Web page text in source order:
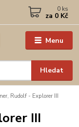
Menu
Hledat
0 ks
za 0 Kč
Rudolf - Explorer III
III